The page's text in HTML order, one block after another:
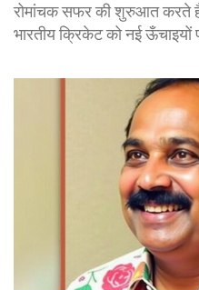
रोमांचक सफर की शुरुआत करते
भारतीय क्रिकेट को नई ऊँचाइयों